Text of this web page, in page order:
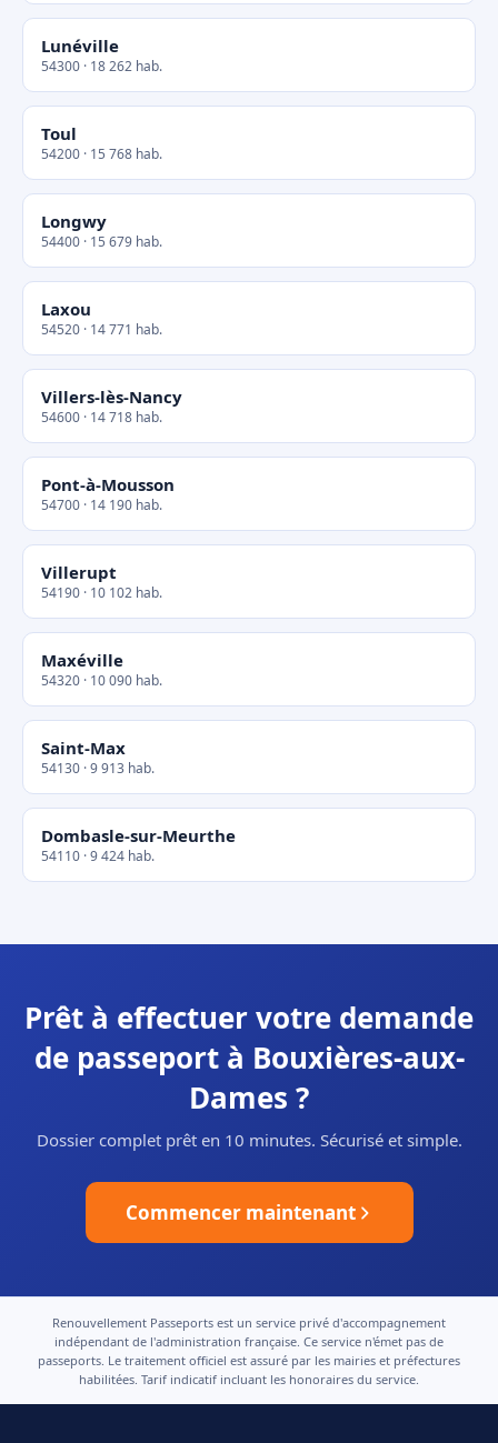
Lunéville
54300 · 18 262 hab.
Toul
54200 · 15 768 hab.
Longwy
54400 · 15 679 hab.
Laxou
54520 · 14 771 hab.
Villers-lès-Nancy
54600 · 14 718 hab.
Pont-à-Mousson
54700 · 14 190 hab.
Villerupt
54190 · 10 102 hab.
Maxéville
54320 · 10 090 hab.
Saint-Max
54130 · 9 913 hab.
Dombasle-sur-Meurthe
54110 · 9 424 hab.
Prêt à effectuer votre demande
de passeport à Bouxières-aux-
Dames ?
Dossier complet prêt en 10 minutes. Sécurisé et simple.
Commencer maintenant
Renouvellement Passeports est un service privé d'accompagnement
indépendant de l'administration française. Ce service n'émet pas de
passeports. Le traitement officiel est assuré par les mairies et préfectures
habilitées. Tarif indicatif incluant les honoraires du service.